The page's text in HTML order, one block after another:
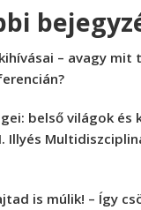
– avagy mit
belső világok és
Illyés
is múlik! – Így